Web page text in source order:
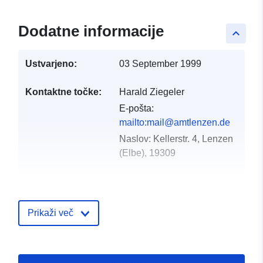
keyboard_arrow_up
Dodatne informacije
Ustvarjeno: 03 September 1999
Kontaktne točke:
Harald Ziegeler
E-pošta:
mailto:mail@amtlenzen.de
Naslov: Kellerstr. 4, Lenzen
(Elbe), 19309
Prikaži več